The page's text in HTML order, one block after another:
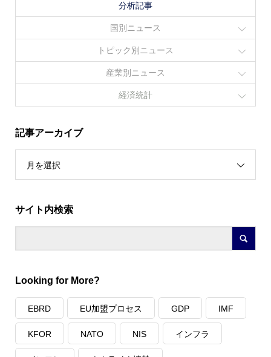
分析記事
国別ニュース
トピック別ニュース
産業別ニュース
経済統計
記事アーカイブ
月を選択
サイト内検索
Looking for More?
EBRD EU加盟プロセス GDP IMF
KFOR NATO NIS インフラ